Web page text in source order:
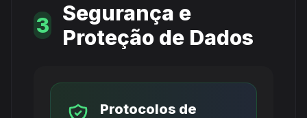
3 Segurança e
Proteção de Dados
Protocolos de